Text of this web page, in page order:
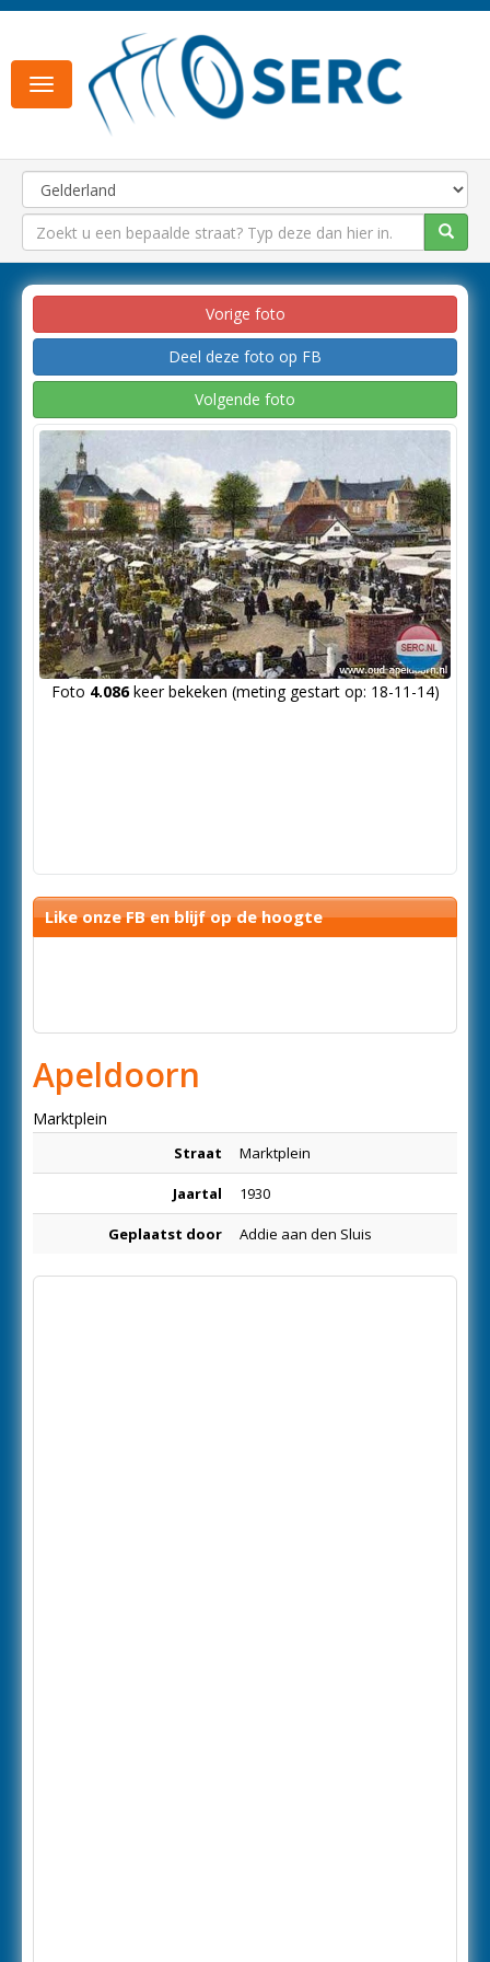
Toggle
navigation
Vorige foto
Deel deze foto op FB
Volgende foto
Foto 4.086keer bekeken (meting gestart op: 18-11-14)
Like onze FB en blijf op de hoogte
Apeldoorn
Marktplein
Straat Marktplein
Jaartal 1930
Geplaatst door Addie aan den Sluis